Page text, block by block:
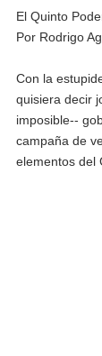
El Quinto
Por Rodrigo
Con la
quisiera decir
imposible--
campaña de
elementos del